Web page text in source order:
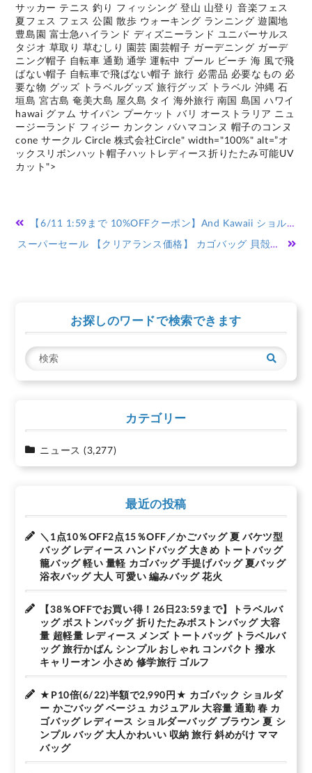
サッカー テニス 釣り フィッシング 登山 山登り 音楽フェス
夏フェス フェス 公園 散歩 ウォーキング ランニング 遊園地
豊島園 富士急ハイランド ディズニーランド ユニバーサルス
タジオ 草取り 草むしり 園芸 園芸帽子 ガーデニング ガーデ
ニング帽子 自転車 通勤 通学 運転中 プール ビーチ 海 風で飛
ばない帽子 自転車で飛ばない帽子 旅行 必需品 必要なもの 必
要な物 グッズ トラベルグッズ 旅行グッズ トラベル 沖縄 石
垣島 宮古島 奄美大島 屋久島 タイ 海外旅行 南国 島国 ハワイ
hawai グァム サイパン プーケット バリ オーストラリア ニュ
ージーランド フィジー カンクン バハマコンヌ 帽子のコンヌ
cone サークル Circle 株式会社Circle" width="100%" alt=”オ
ックスリボンハット帽子ハットレディース折りたたみ可能UV
カット">
投
稿
ー
シ
ョ
ン
【6/11 1:59まで 10%OFFクーポン】And Kawaii ショルダーバッグ キルティングレザー ミニクロスボディバッグ レディース 斜めがけ バッグ・鞄
スーパーセール 【クリアランス価格】 カゴバッグ 貝殻型 ショルダーバッグ レディース ショルダー ハンドバッグ 丸型 カゴバッグ ミニショルダー かわいい おしゃれ 裏地あり 【貝殻型の可愛いカゴバッグ】
お探しのワードで検索できます
検
索
カテゴリー
ニュース (3,277)
最近の投稿
＼1点10％OFF2点15％OFF／かごバッグ 夏 バケツ型
バッグ レディース ハンドバッグ 大きめ トートバッグ
籠バッグ 軽い 量軽 カゴバッグ 手提げバッグ 夏バッグ
浴衣バッグ 大人 可愛い 編みバッグ 花火
【38％OFFでお買い得！26日23:59まで】トラベルバ
ッグ ボストンバッグ 折りたたみボストンバッグ 大容
量 超軽量 レディース メンズ トートバッグ トラベルバ
ッグ 旅行かばん シンプル おしゃれ コンパクト 撥水
キャリーオン 小さめ 修学旅行 ゴルフ
★P10倍(6/22)半額で2,990円★ カゴバック ショルダ
ー かごバッグ ベージュ カジュアル 大容量 通勤 春 カ
ゴバッグ レディース ショルダーバッグ ブラウン 夏 シ
ンプル バッグ 大人かわいい 収納 旅行 斜めがけ ママ
バッグ